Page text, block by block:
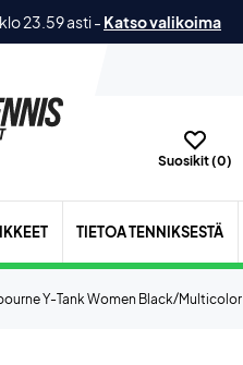
23.59 asti- Katso valikoima
Suosikit (0)
TIETOA TENNIKSESTÄ
Y-Tank Women Black/Multicolor